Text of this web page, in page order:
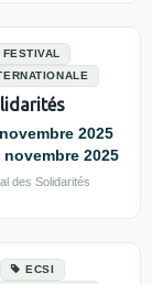
FESTIVAL
2025
2025
des Solidarités
ECSI